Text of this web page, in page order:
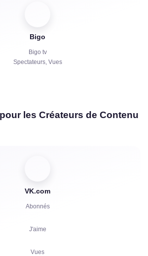
Bigo
Bigo tv
Spectateurs, Vues
les Créateurs de Contenu
VK.com
Abonnés
J'aime
Vues